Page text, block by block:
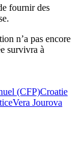
fournir des
n’a pas encore
survivra à
(CFP)Croatie
Vera Jourova